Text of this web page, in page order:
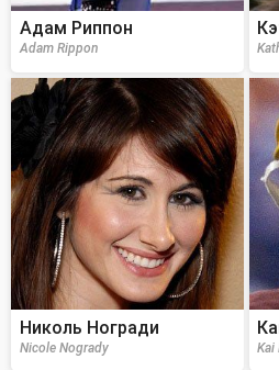
Адам Риппон
Adam Rippon
Николь Ногради
Nicole Nogrady Kai